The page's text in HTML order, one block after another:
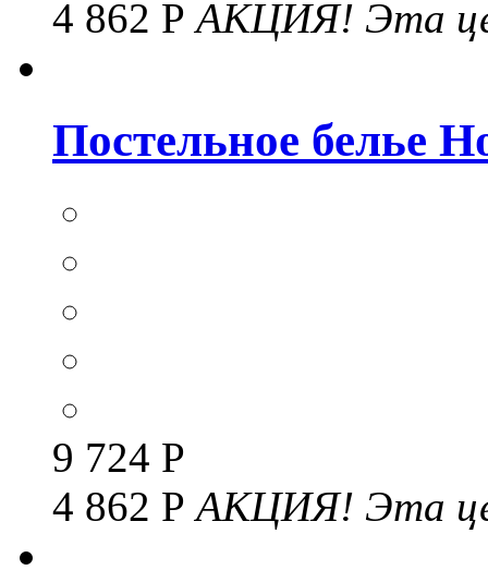
4 862 РАКЦИЯ! Эта
Постельное белье
9 724 Р
4 862 РАКЦИЯ! Эта